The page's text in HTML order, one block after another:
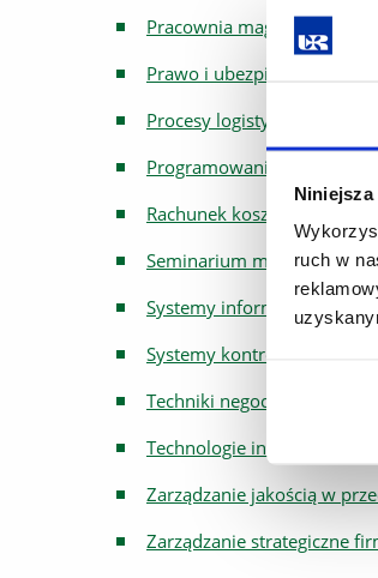
ruch w
Pracownia magisterska
Prawo i ubezpieczenia w
Procesy logistyczne w
Programowanie aplikacji
Rachunek kosztów dla
Seminarium magisterskie
Systemy informatyczne w
Systemy kontroli produkcji
Techniki negocjacji
Technologie internetowe
Zarządzanie jakością w
Zarządzanie strategiczne